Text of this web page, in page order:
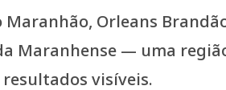
Orleans
Maranhense — uma
visíveis.